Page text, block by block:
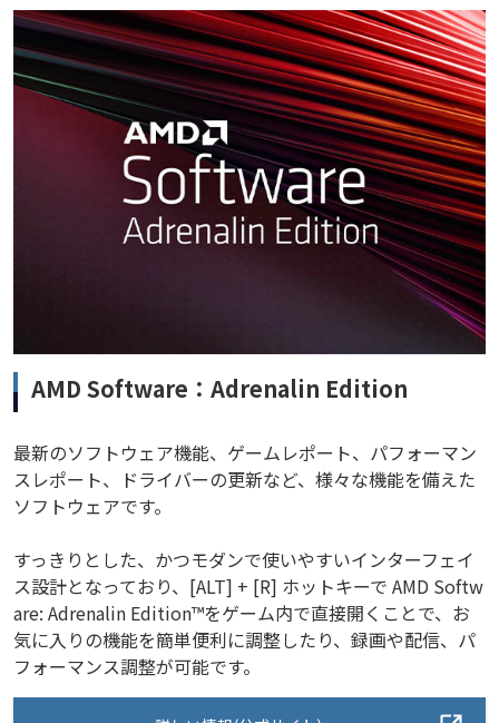
AMD Software：Adrenalin Edition
最新のソフトウェア機能、ゲームレポート、パフォーマン
スレポート、ドライバーの更新など、様々な機能を備えた
ソフトウェアです。
すっきりとした、かつモダンで使いやすいインターフェイ
ス設計となっており、[ALT] + [R] ホットキーで AMD Softw
are: Adrenalin Edition™をゲーム内で直接開くことで、お
気に入りの機能を簡単便利に調整したり、録画や配信、パ
フォーマンス調整が可能です。